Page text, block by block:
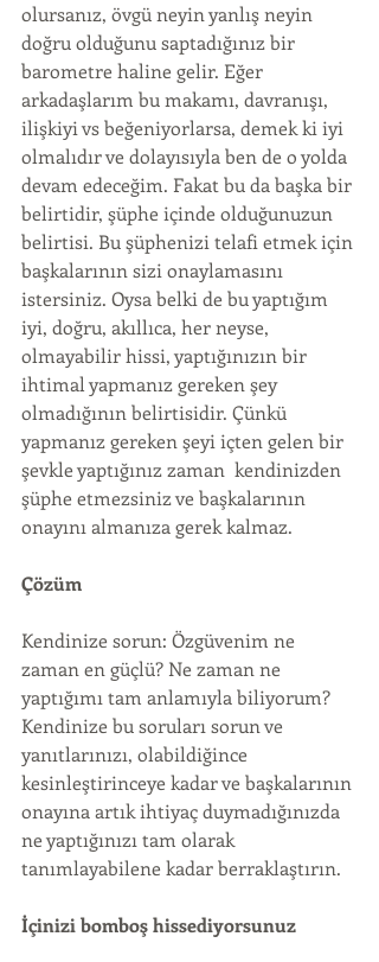
olursanız, övgü neyin yanlış neyin
doğru olduğunu saptadığınız bir
barometre haline gelir. Eğer
arkadaşlarım bu makamı, davranışı,
ilişkiyi vs beğeniyorlarsa, demek ki iyi
olmalıdır ve dolayısıyla ben de o yolda
devam edeceğim. Fakat bu da başka bir
belirtidir, şüphe içinde olduğunuzun
belirtisi. Bu şüphenizi telafi etmek için
başkalarının sizi onaylamasını
istersiniz. Oysa belki de bu yaptığım
iyi, doğru, akıllıca, her neyse,
olmayabilir hissi, yaptığınızın bir
ihtimal yapmanız gereken şey
olmadığının belirtisidir. Çünkü
yapmanız gereken şeyi içten gelen bir
şevkle yaptığınız zaman  kendinizden
şüphe etmezsiniz ve başkalarının
onayını almanıza gerek kalmaz.
Çözüm
Kendinize sorun: Özgüvenim ne
zaman en güçlü? Ne zaman ne
yaptığımı tam anlamıyla biliyorum?
Kendinize bu soruları sorun ve
yanıtlarınızı, olabildiğince
kesinleştirinceye kadar ve başkalarının
onayına artık ihtiyaç duymadığınızda
ne yaptığınızı tam olarak
tanımlayabilene kadar berraklaştırın.
İçinizi bomboş hissediyorsunuz